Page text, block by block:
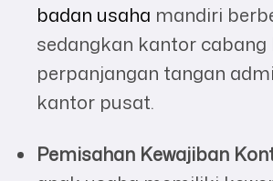
badan usaha mandiri
sedangkan kantor cabang
perpanjangan tangan
kantor pusat.
Pemisahan Kewajiban